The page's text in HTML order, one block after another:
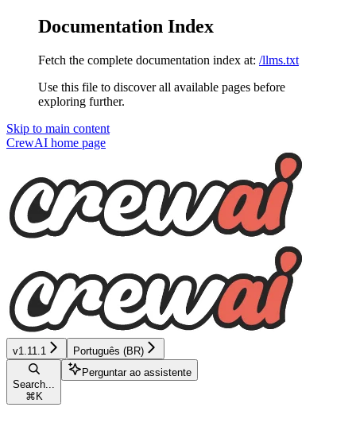
Documentation Index
Fetch the complete documentation index at: /llms.txt
Use this file to discover all available pages before
exploring further.
Skip to main content
CrewAI home page
v1.11.1 Português (BR)
Search...
⌘ K
Perguntar ao assistente